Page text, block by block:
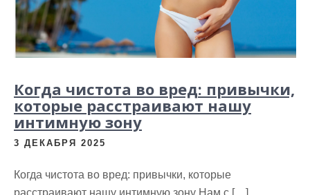
Когда чистота во вред: привычки,
которые расстраивают нашу
интимную зону
3 ДЕКАБРЯ 2025
Когда чистота во вред: привычки, которые